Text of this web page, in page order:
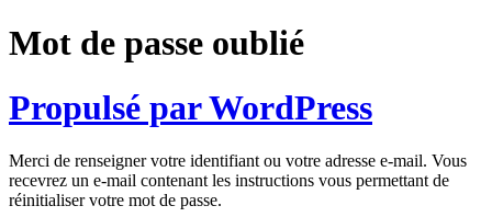
Mot de passe oublié
Propulsé par WordPress
Merci de renseigner votre identifiant ou votre adresse e-mail. Vous
recevrez un e-mail contenant les instructions vous permettant de
réinitialiser votre mot de passe.